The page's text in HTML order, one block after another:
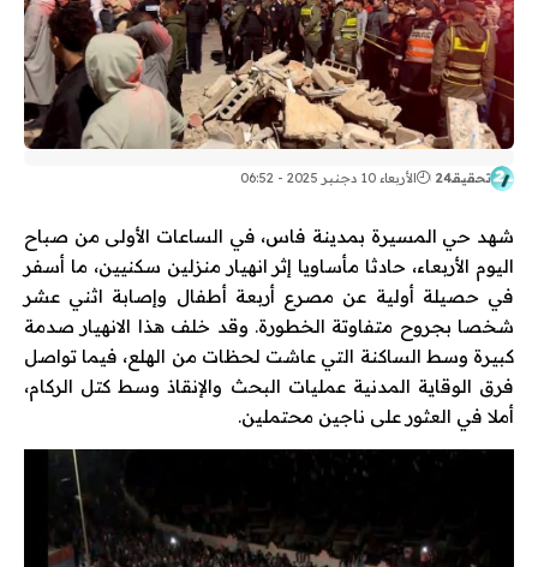
تحقيقـ24 الأربعاء 10 دجنبر 2025 - 06:52
شهد حي المسيرة بمدينة فاس، في الساعات الأولى من صباح
اليوم الأربعاء، حادثا مأساويا إثر انهيار منزلين سكنيين، ما أسفر
في حصيلة أولية عن مصرع أربعة أطفال وإصابة اثني عشر
شخصا بجروح متفاوتة الخطورة. وقد خلف هذا الانهيار صدمة
كبيرة وسط الساكنة التي عاشت لحظات من الهلع، فيما تواصل
فرق الوقاية المدنية عمليات البحث والإنقاذ وسط كتل الركام،
أملا في العثور على ناجين محتملين.